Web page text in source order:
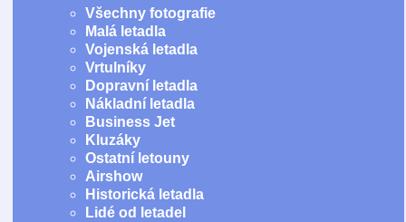
Všechny fotografie
Malá letadla
Vojenská letadla
Vrtulníky
Dopravní letadla
Nákladní letadla
Business Jet
Kluzáky
Ostatní letouny
Airshow
Historická letadla
Lidé od letadel